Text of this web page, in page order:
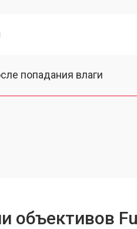
попадания влаги
объективов